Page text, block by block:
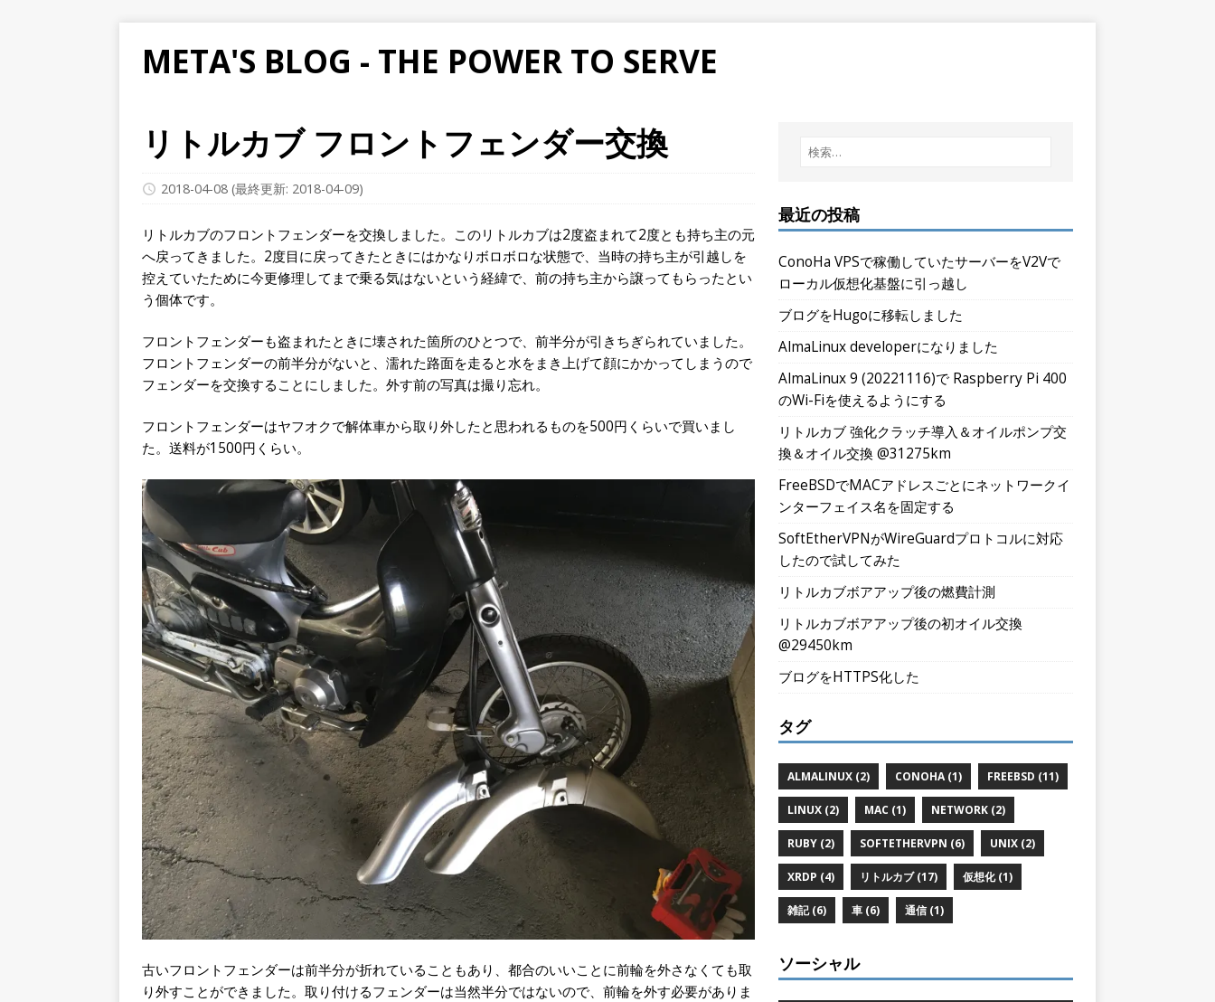
META'S BLOG - THE POWER TO SERVE
リトルカブ フロントフェンダー交換
2018-04-08 (最終更新: 2018-04-09)
リトルカブのフロントフェンダーを交換しました。このリトルカブは2度盗まれて2度とも持ち主の元
へ戻ってきました。2度目に戻ってきたときにはかなりボロボロな状態で、当時の持ち主が引越しを
控えていたために今更修理してまで乗る気はないという経緯で、前の持ち主から譲ってもらったとい
う個体です。
フロントフェンダーも盗まれたときに壊された箇所のひとつで、前半分が引きちぎられていました。
フロントフェンダーの前半分がないと、濡れた路面を走ると水をまき上げて顔にかかってしまうので
フェンダーを交換することにしました。外す前の写真は撮り忘れ。
フロントフェンダーはヤフオクで解体車から取り外したと思われるものを500円くらいで買いまし
た。送料が1500円くらい。
古いフロントフェンダーは前半分が折れていることもあり、都合のいいことに前輪を外さなくても取
り外すことができました。取り付けるフェンダーは当然半分ではないので、前輪を外す必要がありま
最近の投稿
ConoHa VPSで稼働していたサーバーをV2Vで
ローカル仮想化基盤に引っ越し
ブログをHugoに移転しました
AlmaLinux developerになりました
AlmaLinux 9 (20221116)で Raspberry Pi 400
のWi-Fiを使えるようにする
リトルカブ 強化クラッチ導入＆オイルポンプ交
換＆オイル交換 @31275km
FreeBSDでMACアドレスごとにネットワークイ
ンターフェイス名を固定する
SoftEtherVPNがWireGuardプロトコルに対応
したので試してみた
リトルカブボアアップ後の燃費計測
リトルカブボアアップ後の初オイル交換
@29450km
ブログをHTTPS化した
タグ
ALMALINUX (2) CONOHA (1) FREEBSD (11)
LINUX (2) MAC (1) NETWORK (2)
RUBY (2) SOFTETHERVPN (6) UNIX (2)
XRDP (4) リトルカブ (17) 仮想化 (1)
雑記 (6) 車 (6) 通信 (1)
ソーシャル